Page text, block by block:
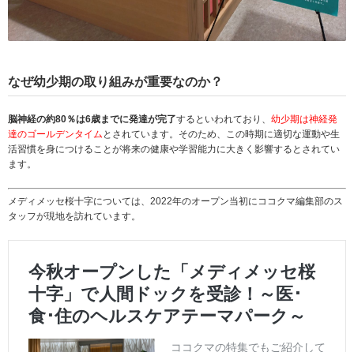
なぜ幼少期の取り組みが重要なのか？
脳神経の約80％は6歳までに発達が完了するといわれており、 幼少期は神経発
達のゴールデンタイム とされています。そのため、この時期に適切な運動や生
活習慣を身につけることが将来の健康や学習能力に大きく影響するとされてい
ます。
メディメッセ桜十字については、2022年のオープン当初にココクマ編集部のス
タッフが現地を訪れています。